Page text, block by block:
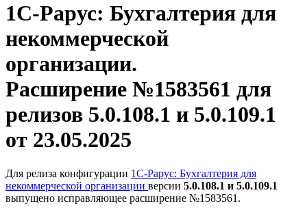
1С-Рарус: Бухгалтерия для
некоммерческой
организации.
Расширение №1583561 для
релизов 5.0.108.1 и 5.0.109.1
от 23.05.2025
Для релиза конфигурации 1С-Рарус: Бухгалтерия для
некоммерческой организации версии 5.0.108.1 и 5.0.109.1
выпущено исправляющее расширение №1583561.